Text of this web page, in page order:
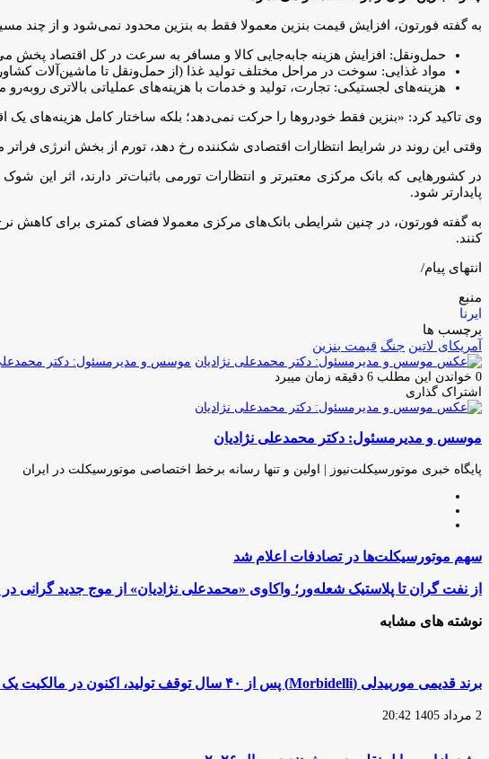
به گفته فورتون، افزایش قیمت بنزین معمولا فقط به بنزین محدود نمی‌شود و از چند
حمل‌ونقل: افزایش هزینه جابه‌جایی کالا و مسافر به سرعت در کل اقتصاد پخش
مواد غذایی: سوخت در مراحل مختلف تولید غذا (از حمل‌ونقل تا ماشین‌آلات
هزینه‌های لجستیکی: تجارت، تولید و خدمات با هزینه‌های عملیاتی بالاتری
وی تاکید کرد: «بنزین فقط خودروها را حرکت نمی‌دهد؛ بلکه ساختار کامل هزینه‌های یک
وقتی این روند در شرایط انتظارات اقتصادی شکننده رخ دهد، تورم از بخش انرژی
در کشورهایی که بانک مرکزی معتبرتر و انتظارات تورمی باثبات‌تر دارند، اثر
پایدارتر شود.
به گفته فورتون، در چنین شرایطی بانک‌های مرکزی معمولا فضای کمتری برای
کنند.
انتهای پیام/
منبع
ایرنا
برچسب ها
آمریکای لاتین جنگ قیمت بنزین
موسس و مدیرمسئول: دکتر محمدعلی
0 خواندن این مطلب 6 دقیقه زمان میبرد
اشتراک گذاری
فیس
توئیتر
لینکدین
واتس
تلگرام
اشتراک
از
ایمیل
چاپ
موسس و مدیرمسئول: دکتر محمدعلی نژادیان
پایگاه خبری موتورسیکلت‌نیوز | اولین و تنها رسانه برخط اختصاصی موتورسیکلت در ایران
سهم
موتورسیکلت‌ها
در
تصادفات
اعلام
شد
سهم موتورسیکلت‌ها در تصادفات اعلام شد
از
گران
تا
واکاوی
«محمدعلی
نژادیان»
جدید
از نفت گران تا پلاستیک شعله‌ور؛ واکاوی «محمدعلی نژادیان» از موج جدید
نوشته های مشابه
برند قدیمی موربیدلی (Morbidelli) پس از ۴۰ سال توقف تولید، اکنون در مالکیت یک شرکت چینی قرار دارد
2 مرداد 1405 20:42